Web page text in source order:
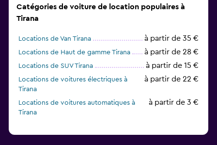
Catégories de voiture de location populaires à
Tirana
Locations de Van Tirana à partir de 35 €
Locations de Haut de gamme Tirana à partir de 28 €
Locations de SUV Tirana à partir de 15 €
Locations de voitures électriques à
Tirana
à partir de 22 €
Locations de voitures automatiques à
Tirana
à partir de 3 €